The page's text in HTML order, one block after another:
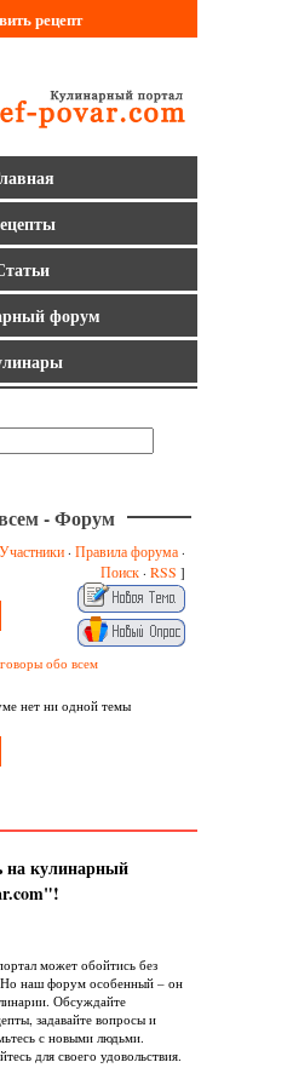
рецепт
форум
- Форум
Участники · Правила форума ·
Поиск · RSS ]
обо всем
нет ни одной темы
на кулинарный
может обойтись без
наш форум особенный – он
Обсуждайте
задавайте вопросы и
с новыми людьми.
для своего удовольствия.